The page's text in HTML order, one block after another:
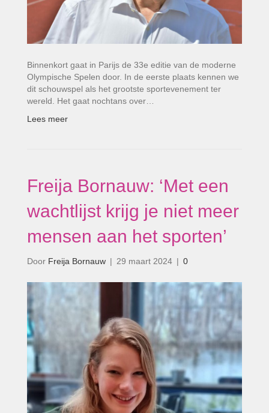
Binnenkort gaat in Parijs de 33e editie van de moderne
Olympische Spelen door. In de eerste plaats kennen we
dit schouwspel als het grootste sportevenement ter
wereld. Het gaat nochtans over…
Lees meer
Freija Bornauw: ‘Met een
wachtlijst krijg je niet meer
mensen aan het sporten’
Door Freija Bornauw | 29 maart 2024 | 0